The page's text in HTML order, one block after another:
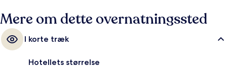
Mere om dette overnatningssted
I korte træk
Hotellets størrelse